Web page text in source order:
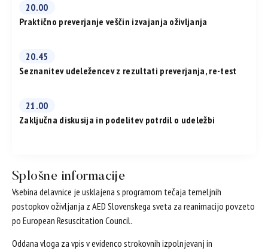
20.00
Praktično preverjanje veščin izvajanja oživljanja
20.45
Seznanitev udeležencev z rezultati preverjanja, re-test
21.00
Zaključna diskusija in podelitev potrdil o udeležbi
Splošne informacije
Vsebina delavnice je usklajena s programom tečaja temeljnih
postopkov oživljanja z AED Slovenskega sveta za reanimacijo povzeto
po European Resuscitation Council.
Oddana vloga za vpis v evidenco strokovnih izpolnjevanj in